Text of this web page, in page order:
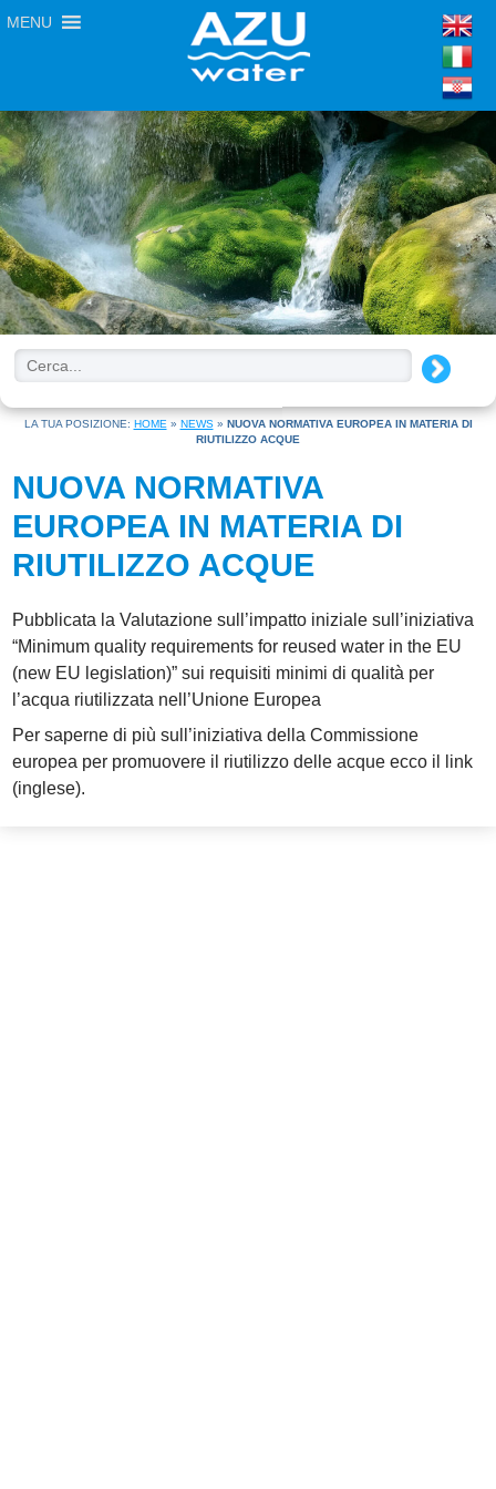
MENU
LA TUA POSIZIONE: HOME » NEWS» NUOVA NORMATIVA EUROPEA IN MATERIA DI
RIUTILIZZO ACQUE
NUOVA NORMATIVA
EUROPEA IN MATERIA DI
RIUTILIZZO ACQUE
Pubblicata la Valutazione sull’impatto iniziale sull’iniziativa
“Minimum quality requirements for reused water in the EU
(new EU legislation)” sui requisiti minimi di qualità per
l’acqua riutilizzata nell’Unione Europea
Per saperne di più sull’iniziativa della Commissione
europea per promuovere il riutilizzo delle acque ecco il
link
(inglese).